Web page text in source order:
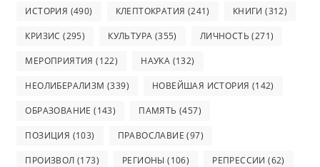
ИСТОРИЯ (490) КЛЕПТОКРАТИЯ (241) КНИГИ (312)
КРИЗИС (295) КУЛЬТУРА (355) ЛИЧНОСТЬ (271)
МЕРОПРИЯТИЯ (122) НАУКА (132)
НЕОЛИБЕРАЛИЗМ (339) НОВЕЙШАЯ ИСТОРИЯ (142)
ОБРАЗОВАНИЕ (143) ПАМЯТЬ (457)
ПОЗИЦИЯ (103) ПРАВОСЛАВИЕ (97)
ПРОИЗВОЛ (173) РЕГИОНЫ (106) РЕПРЕССИИ (62)